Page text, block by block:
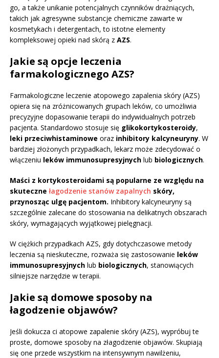
go, a także unikanie potencjalnych czynników drażniących,
takich jak agresywne substancje chemiczne zawarte w
kosmetykach i detergentach, to istotne elementy
kompleksowej opieki nad skórą z AZS.
Jakie są opcje leczenia
farmakologicznego AZS?
Farmakologiczne leczenie atopowego zapalenia skóry (AZS)
opiera się na zróżnicowanych grupach leków, co umożliwia
precyzyjne dopasowanie terapii do indywidualnych potrzeb
pacjenta. Standardowo stosuje się glikokortykosteroidy,
leki przeciwhistaminowe oraz inhibitory kalcyneuryny. W
bardziej złożonych przypadkach, lekarz może zdecydować o
włączeniu leków immunosupresyjnych lub biologicznych.
Maści z kortykosteroidami są popularne ze względu na
skuteczne łagodzenie stanów zapalnych skóry,
przynosząc ulgę pacjentom. Inhibitory kalcyneuryny są
szczególnie zalecane do stosowania na delikatnych obszarach
skóry, wymagających wyjątkowej pielęgnacji.
W ciężkich przypadkach AZS, gdy dotychczasowe metody
leczenia są nieskuteczne, rozważa się zastosowanie leków
immunosupresyjnych lub biologicznych, stanowiących
silniejsze narzędzie w terapii.
Jakie są domowe sposoby na
łagodzenie objawów?
Jeśli dokucza ci atopowe zapalenie skóry (AZS), wypróbuj te
proste, domowe sposoby na złagodzenie objawów. Skupiają
się one przede wszystkim na intensywnym nawilżeniu,